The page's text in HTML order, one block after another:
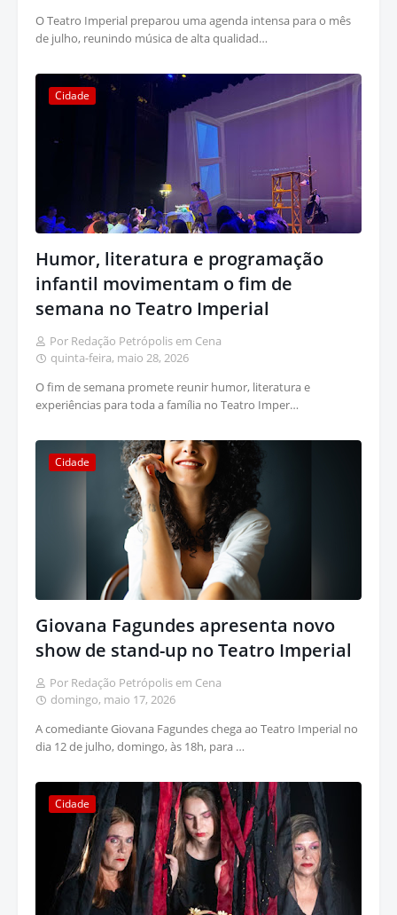
O Teatro Imperial preparou uma agenda intensa para o mês
de julho, reunindo música de alta qualidad…
Cidade
Humor, literatura e programação
infantil movimentam o fim de
semana no Teatro Imperial
Por Redação Petrópolis em Cena
quinta-feira, maio 28, 2026
O fim de semana promete reunir humor, literatura e
experiências para toda a família no Teatro Imper…
Cidade
Giovana Fagundes apresenta novo
show de stand-up no Teatro Imperial
Por Redação Petrópolis em Cena
domingo, maio 17, 2026
A comediante Giovana Fagundes chega ao Teatro Imperial no
dia 12 de julho, domingo, às 18h, para …
Cidade